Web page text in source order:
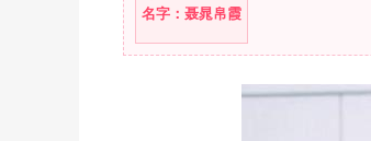
名字：聂晁帛霞